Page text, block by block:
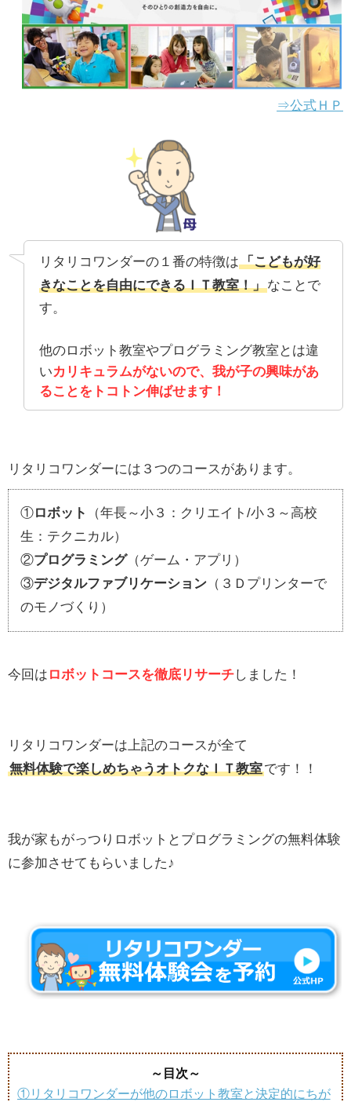
⇒公式ＨＰ
リタリコワンダーの１番の特徴は「こどもが好
きなことを自由にできるＩＴ教室！」なことで
す。
他のロボット教室やプログラミング教室とは違
いカリキュラムがないので、我が子の興味があ
ることをトコトン伸ばせます！
リタリコワンダーには３つのコースがあります。
①ロボット
（年長～小３：クリエイト/小３～高校
生：テクニカル）
②プログラミング（ゲーム・アプリ）
③デジタルファブリケーション（３Ｄプリンターで
のモノづくり）
今回は ロボットコースを徹底リサーチしました！
リタリコワンダーは上記のコースが全て
無料体験で楽しめちゃうオトクなＩＴ教室です！！
我が家もがっつりロボットとプログラミングの無料体験
に参加させてもらいました♪
～目次～
①リタリコワンダーが他のロボット教室と決定的にちが